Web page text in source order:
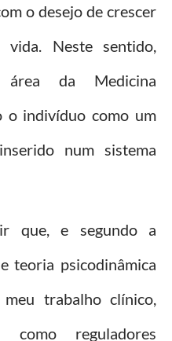
o desejo de crescer
Neste sentido,
área da Medicina
o indivíduo como um
num sistema
que, e segundo a
teoria psicodinâmica
trabalho clínico,
como reguladores